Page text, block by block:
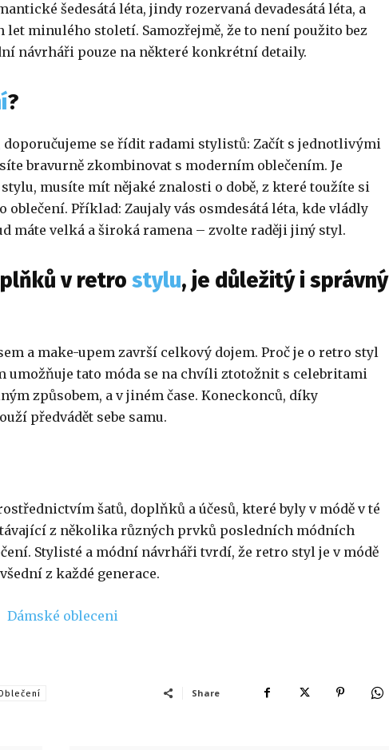
šedesátá léta, jindy rozervaná devadesátá léta, a
minulého století. Samozřejmě, že to není použito bez
návrháři pouze na některé konkrétní detaily.
?
doporučujeme se řídit radami stylistů: Začít s jednotlivými
bravurně zkombinovat s moderním oblečením. Je
musíte mít nějaké znalosti o době, z které toužíte si
oblečení. Příklad: Zaujaly vás osmdesátá léta, kde vládly
máte velká a široká ramena – zvolte raději jiný styl.
v retro stylu, je důležitý i správný
a make-upem završí celkový dojem. Proč je o retro styl
umožňuje tato móda se na chvíli ztotožnit s celebritami
způsobem, a v jiném čase. Koneckonců, díky
předvádět sebe samu.
šatů, doplňků a účesů, které byly v módě v té
z několika různých prvků posledních módních
Stylisté a módní návrháři tvrdí, že retro styl je v módě
z každé generace.
Share